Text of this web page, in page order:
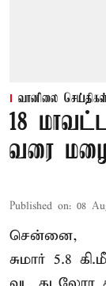
வானிலை
18
வரை
Published on: 08
சென்னை,
சுமார் 5.8